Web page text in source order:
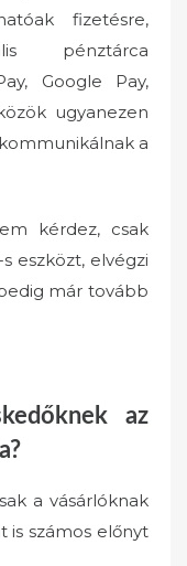
fizetésre,
pénztárca
Google Pay,
ugyanezen
a
kérdez, csak
eszközt, elvégzi
már tovább
az
a vásárlóknak
is számos előnyt